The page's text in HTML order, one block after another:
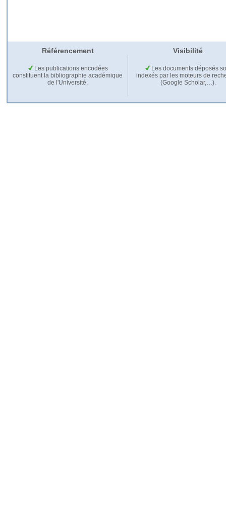
Référencement Visibilité
Les publications encodées
constituent la bibliographie académique
de l'Université.
Les documents déposés
indexés par les moteurs de
(Google Scholar,…).